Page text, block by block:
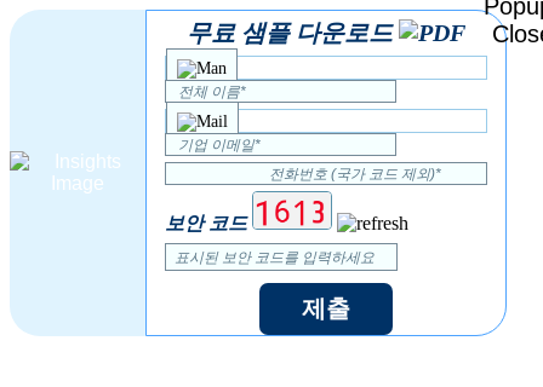
무료 샘플 다운로드
보안 코드
제출